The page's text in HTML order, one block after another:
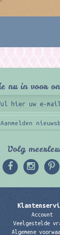
nu in voor
Aanmelden
Volg
Account
Veelgestelde
Algemene